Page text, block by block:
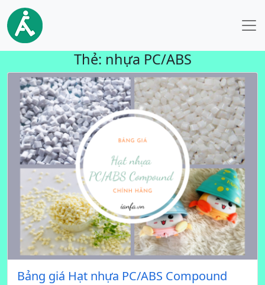
Thẻ: nhựa PC/ABS
Bảng giá Hạt nhựa PC/ABS Compound